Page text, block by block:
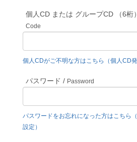
個人CD または グループCD （6桁
Code
個人CDがご不明な方はこちら（個人CD発
パスワード / Password
パスワードをお忘れになった方はこちら
設定）